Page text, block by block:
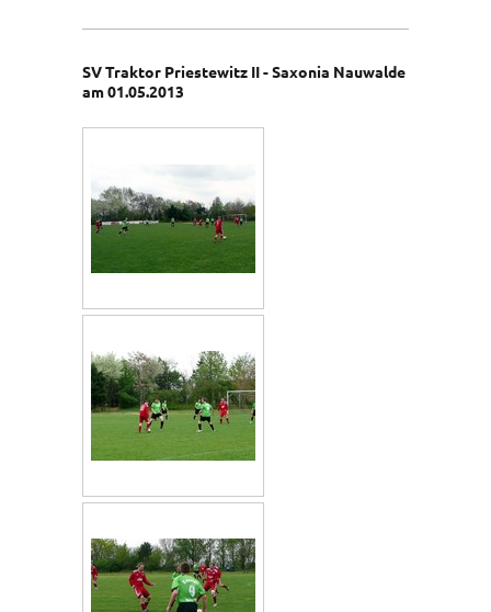
SV Traktor Priestewitz II - Saxonia Nauwalde
am 01.05.2013